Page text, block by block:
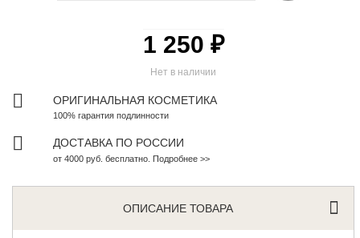
Нет в наличии
1 250 ₽
ОРИГИНАЛЬНАЯ КОСМЕТИКА
100% гарантия подлинности
ДОСТАВКА ПО РОССИИ
от 4000 руб. бесплатно. Подробнее >>
ОПИСАНИЕ ТОВАРА